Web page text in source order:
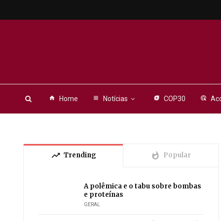
home Home view_headline Notícias energy_savings_leaf COP30 ads_click
trending_up Trending whatshot Popular
A polêmica e o tabu sobre bombas
e proteínas
GERAL